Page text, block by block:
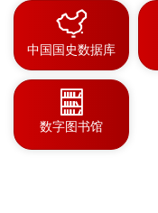
中国国史数据库
数字图书馆